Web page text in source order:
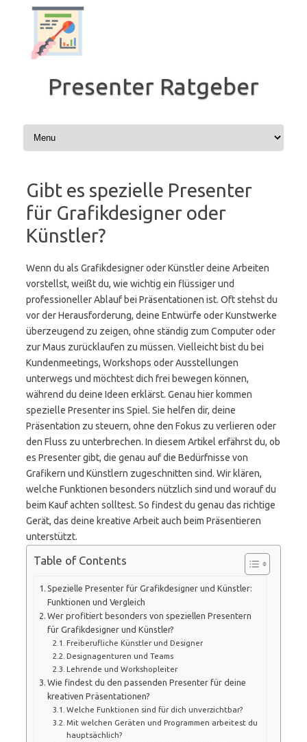
Zum
Inhalt
springen
Presenter Ratgeber
Gibt es spezielle Presenter
für Grafikdesigner oder
Künstler?
Wenn du als Grafikdesigner oder Künstler deine Arbeiten
vorstellst, weißt du, wie wichtig ein flüssiger und
professioneller Ablauf bei Präsentationen ist. Oft stehst du
vor der Herausforderung, deine Entwürfe oder Kunstwerke
überzeugend zu zeigen, ohne ständig zum Computer oder
zur Maus zurücklaufen zu müssen. Vielleicht bist du bei
Kundenmeetings, Workshops oder Ausstellungen
unterwegs und möchtest dich frei bewegen können,
während du deine Ideen erklärst. Genau hier kommen
spezielle Presenter ins Spiel. Sie helfen dir, deine
Präsentation zu steuern, ohne den Fokus zu verlieren oder
den Fluss zu unterbrechen. In diesem Artikel erfährst du, ob
es Presenter gibt, die genau auf die Bedürfnisse von
Grafikern und Künstlern zugeschnitten sind. Wir klären,
welche Funktionen besonders nützlich sind und worauf du
beim Kauf achten solltest. So findest du genau das richtige
Gerät, das deine kreative Arbeit auch beim Präsentieren
unterstützt.
Table of Contents
Spezielle Presenter für Grafikdesigner und Künstler:
Funktionen und Vergleich
Wer profitiert besonders von speziellen Presentern
für Grafikdesigner und Künstler?
Freiberufliche Künstler und Designer
Designagenturen und Teams
Lehrende und Workshopleiter
Wie findest du den passenden Presenter für deine
kreativen Präsentationen?
Welche Funktionen sind für dich unverzichtbar?
Mit welchen Geräten und Programmen arbeitest du
hauptsächlich?